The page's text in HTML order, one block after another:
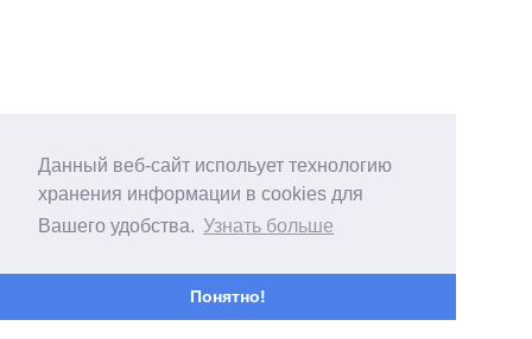
Данный веб-сайт испольует технологию
хранения информации в cookies для
Вашего удобства. Узнать больше
Понятно!